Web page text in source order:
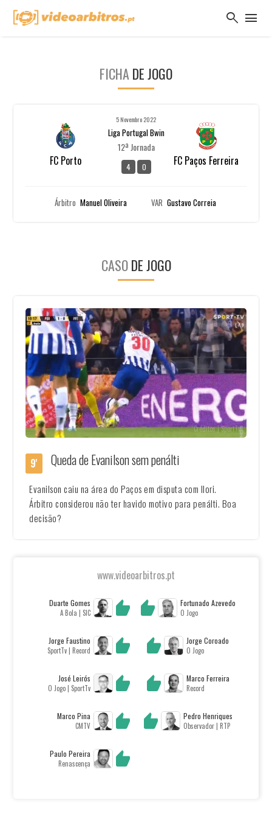
search menu
FICHA DE JOGO
FC Porto
5 Novembro 2022
Liga Portugal Bwin
12ª Jornada
4 0 FC Paços Ferreira
Árbitro Manuel Oliveira VAR Gustavo Correia
CASODE JOGO
Créditos | SportTv
9' Queda de Evanilson sem penálti
Evanilson caiu na área do Paços em disputa com Ilori.
Árbitro considerou não ter havido motivo para penálti. Boa
decisão?
www.videoarbitros.pt
Duarte Gomes
A Bola | SIC
Fortunado Azevedo
O Jogo
Jorge Faustino
SportTv | Record
Jorge Coroado
O Jogo
José Leirós
O Jogo | SportTv
Marco Ferreira
Record
Marco Pina
CMTV
Pedro Henriques
Observador | RTP
Paulo Pereira
Renascença